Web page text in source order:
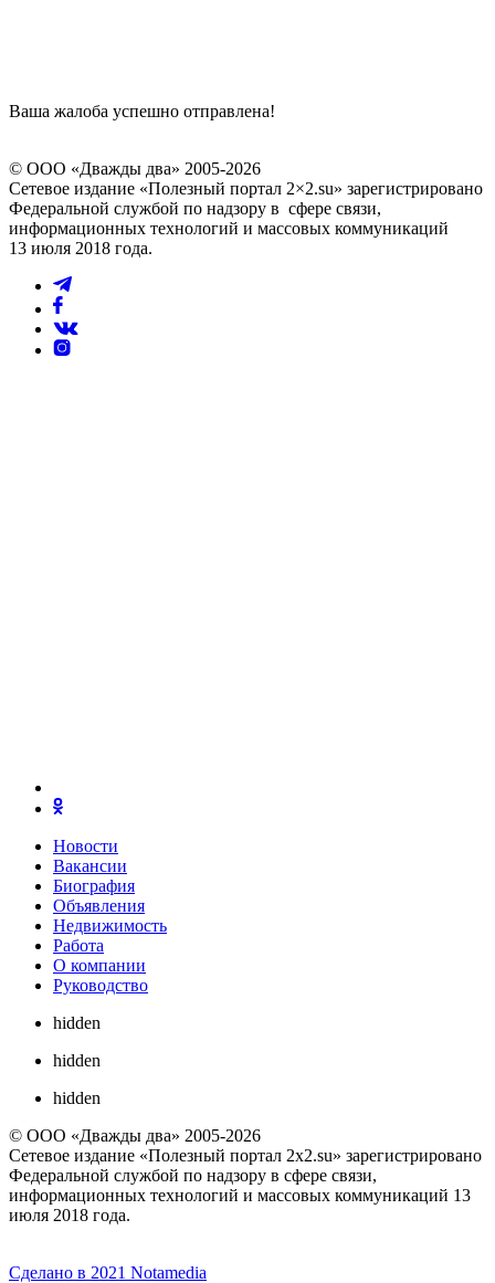
Ваша жалоба успешно отправлена!
© ООО «Дважды два» 2005-2026
Сетевое издание «Полезный портал 2×2.su» зарегистрировано
Федеральной службой по надзору в сфере связи,
информационных технологий и массовых коммуникаций
13 июля 2018 года.
Новости
Вакансии
Биография
Объявления
Недвижимость
Работа
О компании
Руководство
hidden
hidden
hidden
© ООО «Дважды два» 2005-2026
Сетевое издание «Полезный портал 2x2.su» зарегистрировано
Федеральной службой по надзору в сфере связи,
информационных технологий и массовых коммуникаций 13
июля 2018 года.
Сделано в 2021 Notamedia